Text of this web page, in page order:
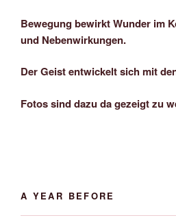
Bewegung bewirkt Wunder im
und Nebenwirkungen.
Der Geist entwickelt sich mit
Fotos sind dazu da gezeigt zu
A YEAR BEFORE